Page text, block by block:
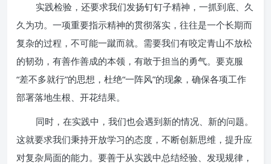
实践检验，还要求我们发扬钉钉子精神，一抓到底、久
久为功。一项重要指示精神的贯彻落实，往往是一个长期而
复杂的过程，不可能一蹴而就。需要我们有咬定青山不放松
的韧劲，有善作善成的本领，有敢于担当的勇气。要克服
“差不多就行”的思想，杜绝“一阵风”的现象，确保各项工作
部署落地生根、开花结果。
同时，在实践中，我们也会遇到新的情况、新的问题。
这就要求我们秉持开放学习的态度，不断创新思维，提升应
对复杂局面的能力。要善于从实践中总结经验、发现规律，